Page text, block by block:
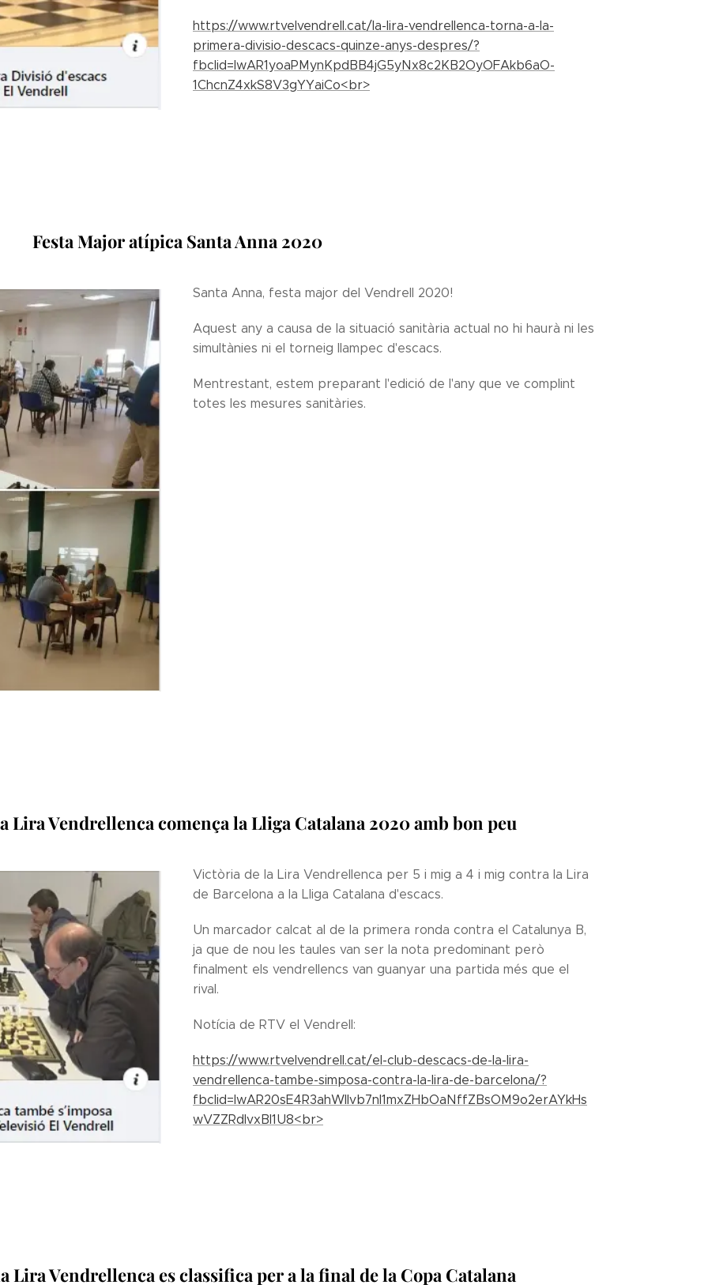
https://www.rtvelvendrell.cat/la-lira-vendrellenca-torna-a-la-
primera-divisio-descacs-quinze-anys-despres/?
fbclid=IwAR1yoaPMynKpdBB4jG5yNx8c2KB2OyOFAkb6aO-
1ChcnZ4xkS8V3gYYaiCo<br>
Festa Major atípica Santa Anna 2020
Santa Anna, festa major del Vendrell 2020!
Aquest any a causa de la situació sanitària actual no hi haurà ni les
simultànies ni el torneig llampec d'escacs.
Mentrestant, estem preparant l'edició de l'any que ve complint
totes les mesures sanitàries.
Lira Vendrellenca comença la Lliga Catalana 2020 amb bon peu
Victòria de la Lira Vendrellenca per 5 i mig a 4 i mig contra la Lira
de Barcelona a la Lliga Catalana d'escacs.
Un marcador calcat al de la primera ronda contra el Catalunya B,
ja que de nou les taules van ser la nota predominant però
finalment els vendrellencs van guanyar una partida més que el
rival.
Notícia de RTV el Vendrell:
https://www.rtvelvendrell.cat/el-club-descacs-de-la-lira-
vendrellenca-tambe-simposa-contra-la-lira-de-barcelona/?
fbclid=IwAR20sE4R3ahWIIvb7nI1mxZHbOaNffZBsOM9o2erAYkHs
wVZZRdIvxBl1U8<br>
Lira Vendrellenca es classifica per a la final de la Copa Catalana